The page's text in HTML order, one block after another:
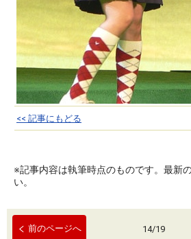
<< 記事にもどる
※記事内容は執筆時点のものです。最新
い。
前のページへ 14/19